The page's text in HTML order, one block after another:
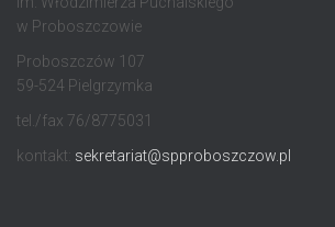
w Proboszczowie
Proboszczów 107
59-524 Pielgrzymka
tel./fax 76/8775031
kontakt: sekretariat@spproboszczow.pl